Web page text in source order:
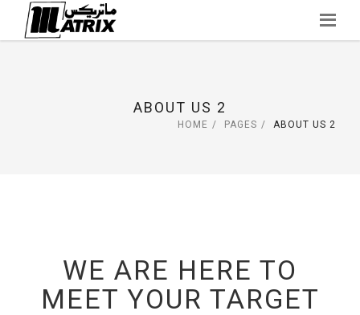
ABOUT US 2
HOME PAGES ABOUT US 2
WE ARE HERE TO
MEET YOUR TARGET